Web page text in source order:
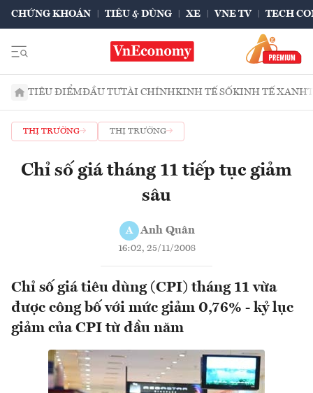
CHỨNG KHOÁN TIÊU & DÙNG XE VNE TV TECH
TIÊU ĐIỂMĐẦU TƯTÀI CHÍNHKINH TẾ SỐKINH TẾ XANH
THỊ TRƯỜNG THỊ TRƯỜNG
Chỉ số giá tháng 11 tiếp tục giảm
sâu
A Anh Quân
16:02, 25/11/2008
Chỉ số giá tiêu dùng (CPI) tháng 11 vừa
được công bố với mức giảm 0,76% - kỷ lục
giảm của CPI từ đầu năm